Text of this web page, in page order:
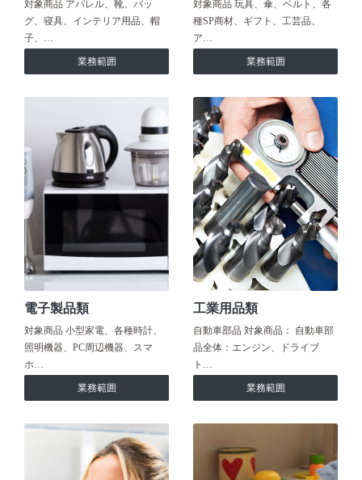
対象商品 アパレル、靴、バッ
グ、寝具、インテリア用品、帽
子、…
業務範囲
対象商品 玩具、傘、ベルト、各
種SP商材、ギフト、工芸品、
ア…
業務範囲
電子製品類
対象商品 小型家電、各種時計、
照明機器、PC周辺機器、スマ
ホ…
業務範囲
工業用品類
自動車部品 対象商品： 自動車部
品全体：エンジン、ドライブ
ト…
業務範囲